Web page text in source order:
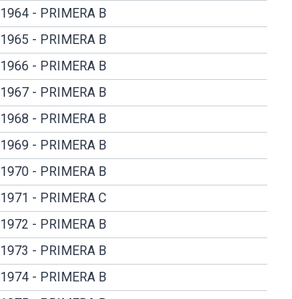
1964 - PRIMERA B
1965 - PRIMERA B
1966 - PRIMERA B
1967 - PRIMERA B
1968 - PRIMERA B
1969 - PRIMERA B
1970 - PRIMERA B
1971 - PRIMERA C
1972 - PRIMERA B
1973 - PRIMERA B
1974 - PRIMERA B